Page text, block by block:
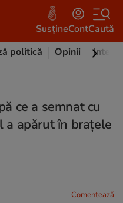
SusțineContCaută
politică Opinii
ce a semnat cu
a apărut în brațele
Comentează